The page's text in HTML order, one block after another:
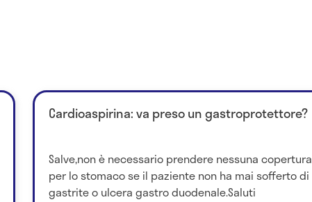
Cardioaspirina: va preso un gastroprotettore?
Salve,non è necessario prendere nessuna copertura
per lo stomaco se il paziente non ha mai sofferto di
gastrite o ulcera gastro duodenale.Saluti